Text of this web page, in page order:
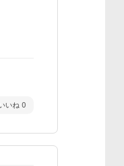
いね 0